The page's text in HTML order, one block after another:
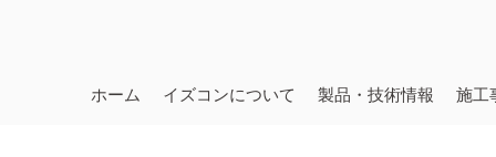
ホーム イズコンについて 製品・技術情報 施工